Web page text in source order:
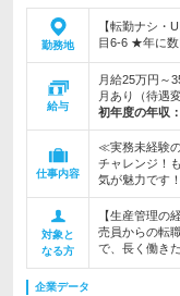
勤務地
【転勤ナシ・
目6-6 ★年に数
給与
月給25万円～
月あり（待遇
初年度の年収：
仕事内容
≪実務未経験
チャレンジ！
気が魅力です！
対象と
なる方
【生産管理の
売員からの転
で、長く働き
企業データ